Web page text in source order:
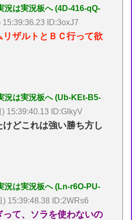
況は実況板へ (4D-416-qQ-
15:39:36.23 ID:3oxJ7
ザルトとＢＣ行って欲
況は実況板へ (Ub-KEt-B5-
15:39:40.13 ID:GlkyV
どこれは強い勝ち方し
況は実況板へ (Ln-r6O-PU-
) 15:39:48.38 ID:2WRs6
って、ソラを使わないの